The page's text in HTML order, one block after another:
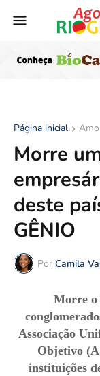
Página inicial
Morre
deste
GÊNIO
Por Camila
Morre o
Associação
Objetivo
instituições